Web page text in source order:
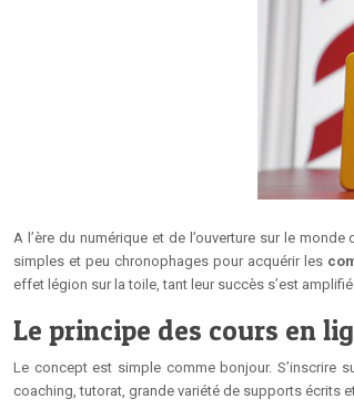
A l’ère du numérique et de l’ouverture sur le
simples et peu chronophages pour acquérir les
effet légion sur la toile, tant leur succès s’est
Le principe des cours en
Le concept est simple comme bonjour. S’inscrire
coaching, tutorat, grande variété de supports écrits